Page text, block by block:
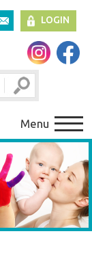
LOGIN
Menu